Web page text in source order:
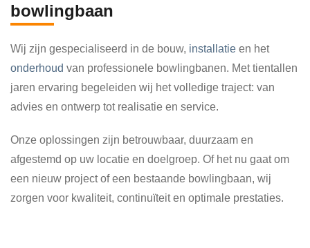
bowlingbaan
Wij zijn gespecialiseerd in de bouw, installatie en het
onderhoud van professionele bowlingbanen. Met tientallen
jaren ervaring begeleiden wij het volledige traject: van
advies en ontwerp tot realisatie en service.
Onze oplossingen zijn betrouwbaar, duurzaam en
afgestemd op uw locatie en doelgroep. Of het nu gaat om
een nieuw project of een bestaande bowlingbaan, wij
zorgen voor kwaliteit, continuïteit en optimale prestaties.